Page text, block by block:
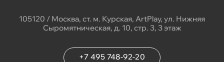
105120 / Москва, ст. м. Курская, ArtPlay, ул. Нижняя
Сыромятническая, д. 10, стр. 3, 3 этаж
+7 495 748-92-20